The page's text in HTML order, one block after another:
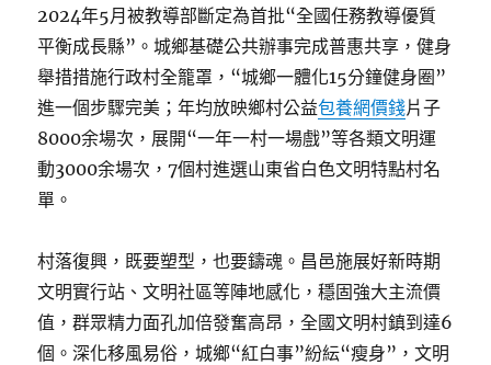
2024年5月被教導部斷定為首批“全國任務教導優質
平衡成長縣”。城鄉基礎公共辦事完成普惠共享，健身
舉措措施行政村全籠罩，“城鄉一體化15分鐘健身圈”
進一個步驟完美；年均放映鄉村公益包養網價錢片子
8000余場次，展開“一年一村一場戲”等各類文明運
動3000余場次，7個村進選山東省白色文明特點村名
單。
村落復興，既要塑型，也要鑄魂。昌邑施展好新時期
文明實行站、文明社區等陣地感化，穩固強大主流價
值，群眾精力面孔加倍發奮高昂，全國文明村鎮到達6
個。深化移風易俗，城鄉“紅白事”紛紜“瘦身”，文明